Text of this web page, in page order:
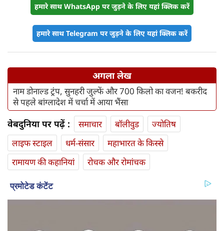
हमारे साथ WhatsApp पर जुड़ने के लिए यहां क्लिक करें
हमारे साथ Telegram पर जुड़ने के लिए यहां क्लिक करें
अगला लेख
नाम डोनाल्ड ट्रंप, सुनहरी जुल्फें और 700 किलो का वजन! बकरीद
से पहले बांग्लादेश में चर्चा में आया भैंसा
वेबदुनिया पर पढ़ें : समाचार बॉलीवुड
ज्योतिष
लाइफ स्‍टाइल
धर्म-संसार
महाभारत के किस्से
रामायण की कहानियां
रोचक और रोमांचक